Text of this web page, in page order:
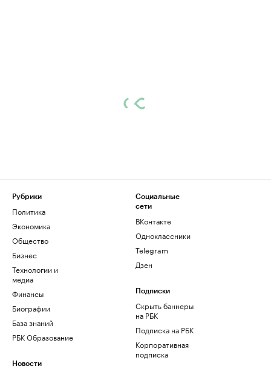
Рубрики
Политика
Экономика
Общество
Бизнес
Технологии и
медиа
Финансы
Биографии
База знаний
РБК Образование
Новости
Социальные
сети
ВКонтакте
Одноклассники
Telegram
Дзен
Подписки
Скрыть баннеры
на РБК
Подписка на РБК
Корпоративная
подписка